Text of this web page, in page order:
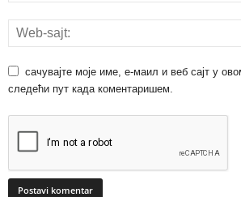
сачувајте моје име, е-маил и веб сајт у
следећи пут када коментаришем.